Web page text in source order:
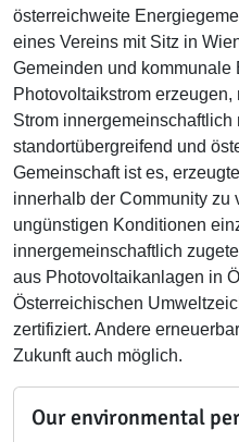
österreichweite
eines Vereins mit Sitz in
Gemeinden und kommunale
Photovoltaikstrom
Strom
standortübergreifend und
Gemeinschaft ist es,
innerhalb der Community zu
ungünstigen Konditionen
innergemeinschaftlich
aus Photovoltaikanlagen in
Österreichischen
zertifiziert. Andere
Zukunft auch möglich.
Our environmental